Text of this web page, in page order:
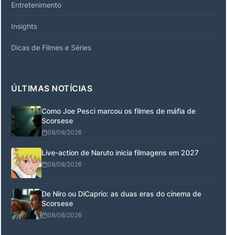
Entretenimento
Insights
Dicas de Filmes e Séries
ÚLTIMAS NOTÍCIAS
Como Joe Pesci marcou os filmes de máfia de
Scorsese
08/08/2026
Live-action de Naruto inicia filmagens em 2027
08/08/2026
De Niro ou DiCaprio: as duas eras do cinema de
Scorsese
08/08/2026